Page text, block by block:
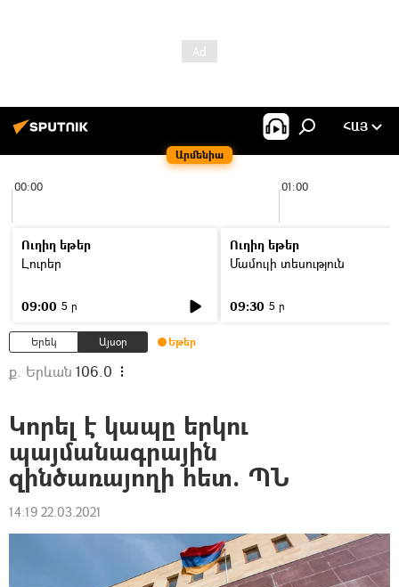
Արմենիա
ՀԱՅ
00:00 01:00
Ուղիղ եթեր
Լուրեր
09:00 5 ր
Ուղիղ եթեր
Մամուլի տեսություն
09:30 5 ր
Երեկ Այսօր Եթեր
ք. Երևան 106.0
Կորել է կապը երկու
պայմանագրային
զինծառայողի հետ. ՊՆ
14:19 22.03.2021